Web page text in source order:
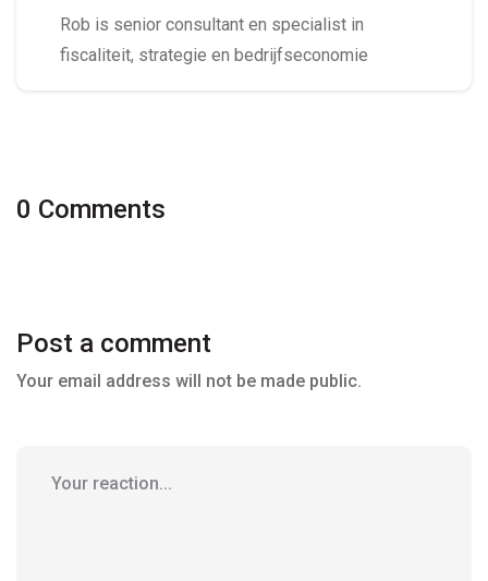
Rob is senior consultant en specialist in
fiscaliteit, strategie en bedrijfseconomie
0 Comments
Post a comment
Your email address will not be made public.